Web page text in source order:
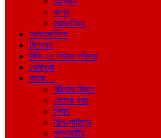
রংপুর
ময়মনসিংহ
আন্তর্জাতিক
বিনোদন
বিডি ২৪ নিউজ পরিবার
খেলাধুলা
আরো…
বরিশাল বিভাগ
জেলার খবর
শিক্ষা
শিল্প-সাহিত্য
সম্পাদকীয়